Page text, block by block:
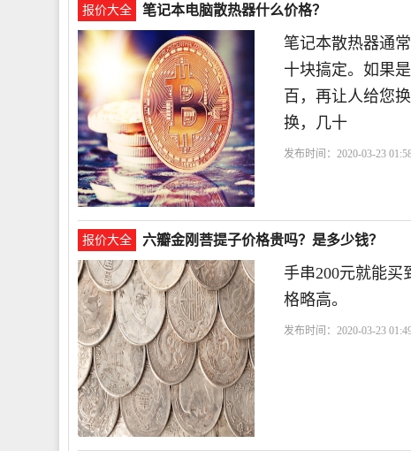
报价大全 笔记本电脑散热器什么价格？
笔记本散热器通
十块搞定。如果
百，再让人给您
换，几十
发布时间：2020-03-23
报价大全 六瓣金刚菩提子价格贵吗？是多少钱？
手串200元就能买
格略高。
发布时间：2020-03-23